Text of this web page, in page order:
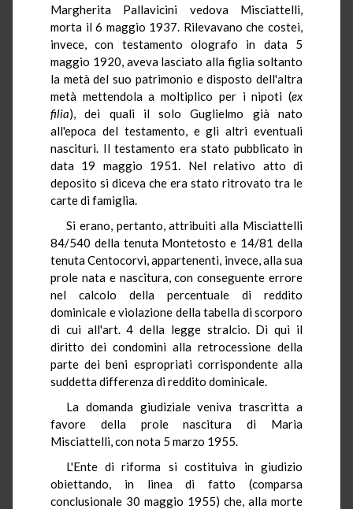
Margherita Pallavicini vedova Misciattelli,
morta il 6 maggio 1937. Rilevavano che costei,
invece, con testamento olografo in data 5
maggio 1920, aveva lasciato alla figlia soltanto
la metà del suo patrimonio e disposto dell'altra
metà mettendola a moltiplico per i nipoti (ex
filia), dei quali il solo Guglielmo già nato
all'epoca del testamento, e gli altri eventuali
nascituri. Il testamento era stato pubblicato in
data 19 maggio 1951. Nel relativo atto di
deposito si diceva che era stato ritrovato tra le
carte di famiglia.
Si erano, pertanto, attribuiti alla Misciattelli
84/540 della tenuta Montetosto e 14/81 della
tenuta Centocorvi, appartenenti, invece, alla sua
prole nata e nascitura, con conseguente errore
nel calcolo della percentuale di reddito
dominicale e violazione della tabella di scorporo
di cui all'art. 4 della legge stralcio. Di qui il
diritto dei condomini alla retrocessione della
parte dei beni espropriati corrispondente alla
suddetta differenza di reddito dominicale.
La domanda giudiziale veniva trascritta a
favore della prole nascitura di Maria
Misciattelli, con nota 5 marzo 1955.
L'Ente di riforma si costituiva in giudizio
obiettando, in linea di fatto (comparsa
conclusionale 30 maggio 1955) che, alla morte